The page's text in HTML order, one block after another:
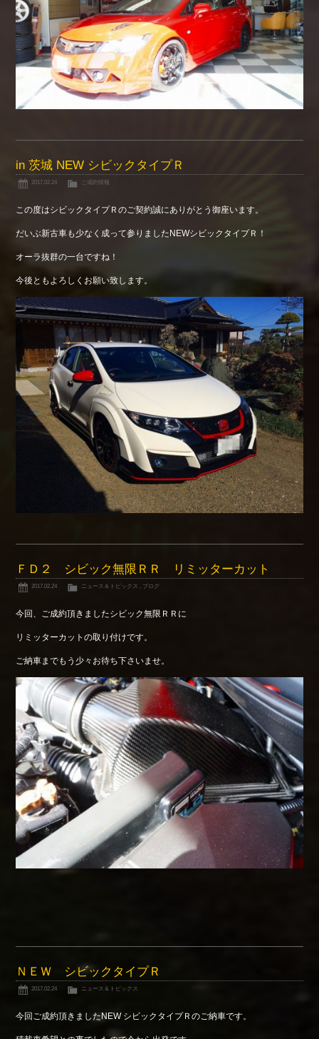
in 茨城 NEW シビックタイプＲ
2017.02.24 ご成約情報
この度はシビックタイプＲのご契約誠にありがとう御座います。
だいぶ新古車も少なく成って参りましたNEWシビックタイプＲ！
オーラ抜群の一台ですね！
今後ともよろしくお願い致します。
ＦＤ２ シビック無限ＲＲ リミッターカット
2017.02.24 ニュース＆トピックス ブログ
今回、ご成約頂きましたシビック無限ＲＲに
リミッターカットの取り付けです。
ご納車までもう少々お待ち下さいませ。
ＮＥＷ シビックタイプＲ
2017.02.24 ニュース＆トピックス
今回ご成約頂きましたNEW シビックタイプＲのご納車です。